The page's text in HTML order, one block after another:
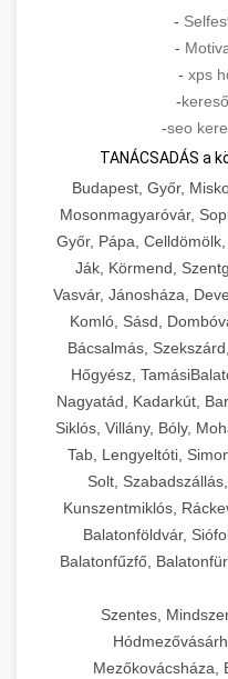
-
-
- xps
-
-seo
TANÁCSADÁS a
Budapest, Győr,
Mosonmagyaróvár,
Győr, Pápa,
Ják, Körmend,
Vasvár, Jánosháza,
Komló, Sásd,
Bácsalmás,
Hőgyész,
Nagyatád, Kadarkút,
Siklós, Villány, Bóly,
Tab, Lengyeltóti,
Solt,
Kunszentmiklós,
Balatonföldvár,
Balatonfűzfő,
Szentes,
Mezőkovácsháza,